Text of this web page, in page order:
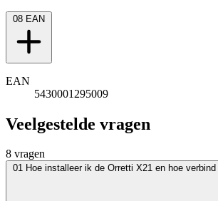
08 EAN
EAN
5430001295009
Veelgestelde vragen
8 vragen
01 Hoe installeer ik de Orretti X21 en hoe